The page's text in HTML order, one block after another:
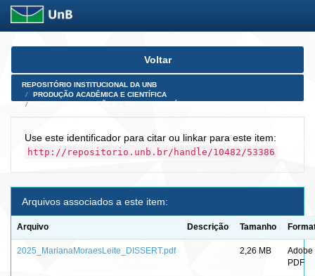
Skip
Voltar
REPOSITÓRIO INSTITUCIONAL DA UNB
PRODUÇÃO ACADÊMICA E CIENTÍFICA
Use este identificador para citar ou linkar para este item:
http://repositorio.unb.br/handle/10482/53386
Arquivos associados a este item:
Arquivo Descrição Tamanho
2025_MarianaMoraesLeite_DISSERT.pdf 2,26 MB
Adobe
PDF